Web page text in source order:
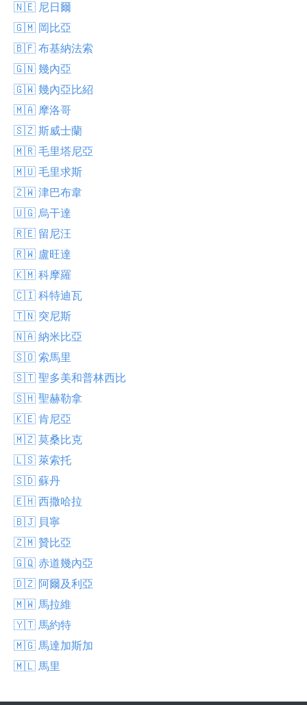
🇳🇪 尼日爾
🇬🇲 岡比亞
🇧🇫 布基納法索
🇬🇳 幾內亞
🇬🇼 幾內亞比紹
🇲🇦 摩洛哥
🇸🇿 斯威士蘭
🇲🇷 毛里塔尼亞
🇲🇺 毛里求斯
🇿🇼 津巴布韋
🇺🇬 烏干達
🇷🇪 留尼汪
🇷🇼 盧旺達
🇰🇲 科摩羅
🇨🇮 科特迪瓦
🇹🇳 突尼斯
🇳🇦 納米比亞
🇸🇴 索馬里
🇸🇹 聖多美和普林西比
🇸🇭 聖赫勒拿
🇰🇪 肯尼亞
🇲🇿 莫桑比克
🇱🇸 萊索托
🇸🇩 蘇丹
🇪🇭 西撒哈拉
🇧🇯 貝寧
🇿🇲 贊比亞
🇬🇶 赤道幾內亞
🇩🇿 阿爾及利亞
🇲🇼 馬拉維
🇾🇹 馬約特
🇲🇬 馬達加斯加
🇲🇱 馬里